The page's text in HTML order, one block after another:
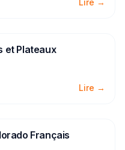
Lire →
et Plateaux
Lire →
Français